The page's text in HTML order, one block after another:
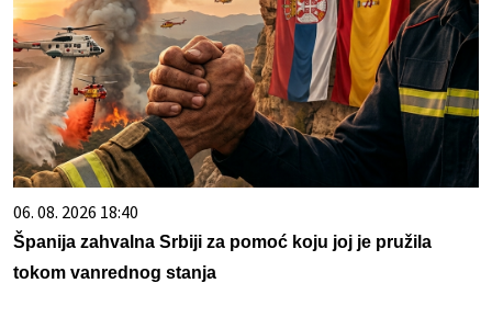
06. 08. 2026 18:40
Španija zahvalna Srbiji za pomoć koju joj je pružila
tokom vanrednog stanja